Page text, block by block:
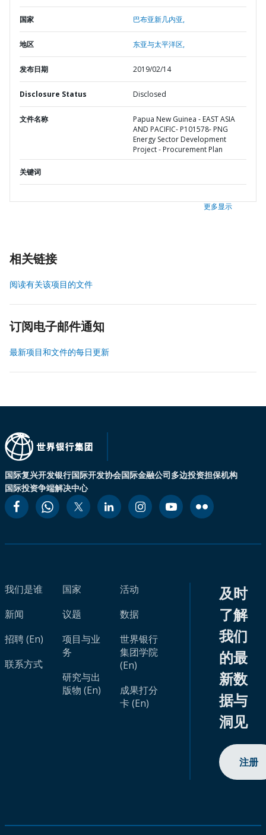
国家 巴布亚新几内亚,
地区 东亚与太平洋区,
发布日期 2019/02/14
Disclosure Status Disclosed
文件名称
Papua New Guinea - EAST ASIA
AND PACIFIC- P101578- PNG
Energy Sector Development
Project - Procurement Plan
关键词
更多显示
相关链接
阅读有关该项目的文件
订阅电子邮件通知
最新项目和文件的每日更新
国际复兴开发银行国际开发协会国际金融公司多边投资担保机构
国际投资争端解决中心
我们是谁
新闻
招聘 (En)
联系方式
国家
议题
项目与业
务
研究与出
版物 (En)
活动
数据
世界银行
集团学院
(En)
成果打分
卡 (En)
及时
了解
我们
的最
新数
据与
洞见
注册